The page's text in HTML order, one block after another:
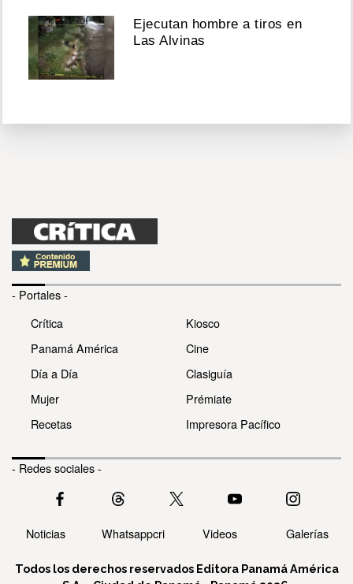
Ejecutan hombre a tiros en
Las Alvinas
- Portales -
Crítica
Panamá América
Día a Día
Mujer
Recetas
Kiosco
Cine
Clasiguía
Prémiate
Impresora Pacífico
- Redes sociales -
Noticias Whatsappcri Videos Galerías
Todos los derechos reservados Editora Panamá América